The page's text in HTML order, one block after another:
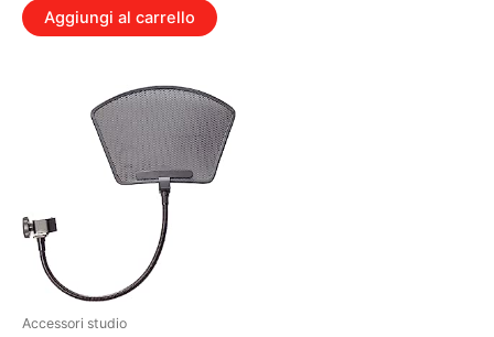
Aggiungi al carrello
Accessori studio